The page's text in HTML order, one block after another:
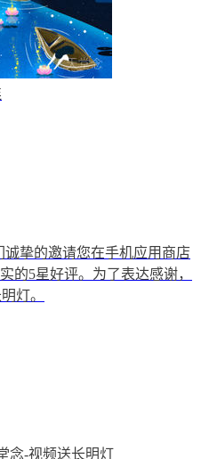
诚挚的邀请您在手机应用商店
的5星好评。为了表达感谢，
灯。
念-视频送长明灯